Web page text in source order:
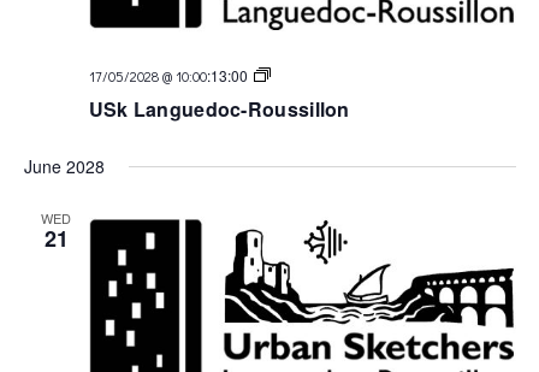
17/05/2028 @ 10:00:13:00
USk
USk Languedoc-Roussillon
June 2028
WED
21